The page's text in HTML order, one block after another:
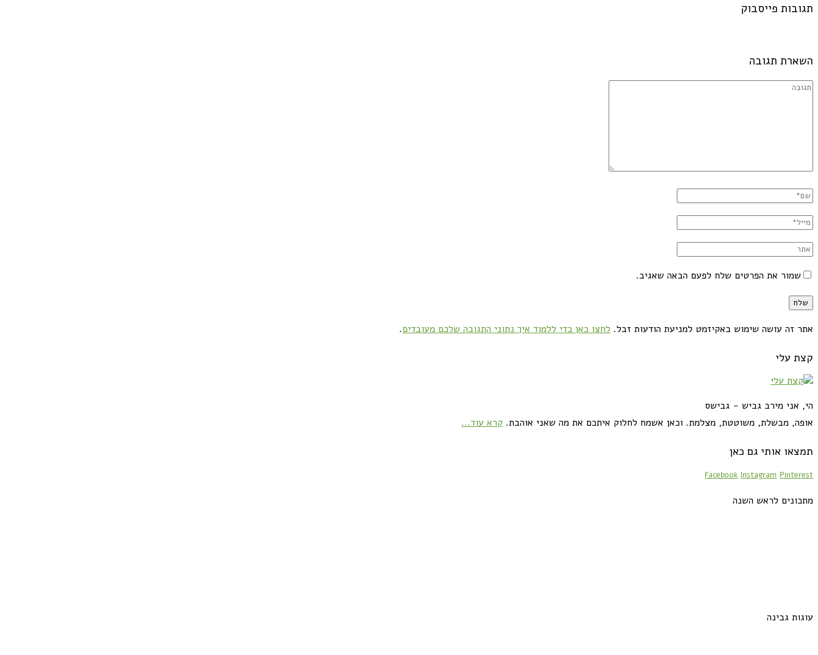
תגובות פייסבוק
השארת תגובה
שמור את הפרטים שלח לפעם הבאה שאגיב.
אתר זה עושה שימוש באקיזמט למניעת הודעות זבל. לחצו כאן כדי ללמוד איך נתוני התגובה שלכם מעובדים.
קצת עלי
הי, אני מירב גביש - גבישס
אופה, מבשלת, משוטטת, מצלמת. וכאן אשמח לחלוק איתכם את מה שאני אוהבת. קרא עוד...
תמצאו אותי גם כאן
Facebook Instagram Pinterest
מתכונים לראש השנה
עוגות גבינה